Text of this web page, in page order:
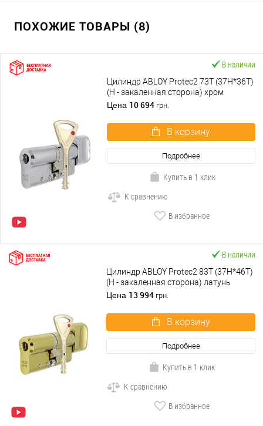
ПОХОЖИЕ ТОВАРЫ (8)
В наличии
Цилиндр ABLOY Protec2 73T (37H*36T)
(H - закаленная сторона) хром
полированный
Цена 10 694 грн.
В корзину
Подробнее
Купить в 1 клик
К сравнению
В избранное
В наличии
Цилиндр ABLOY Protec2 83T (37H*46T)
(H - закаленная сторона) латунь
полированная
Цена 13 994 грн.
В корзину
Подробнее
Купить в 1 клик
К сравнению
В избранное